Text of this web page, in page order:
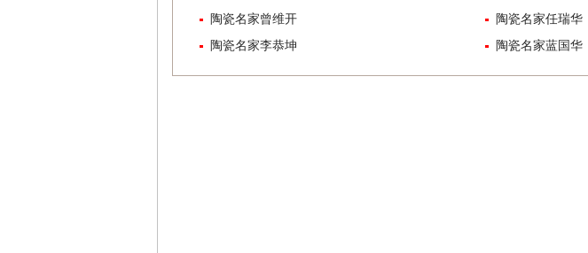
陶瓷名家曾维开
陶瓷名家任瑞华
陶瓷名家李恭坤
陶瓷名家蓝国华